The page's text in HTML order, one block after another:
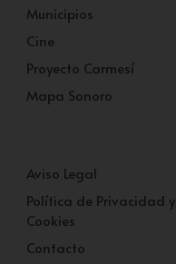
Municipios
Cine
Proyecto Carmesí
Mapa Sonoro
Aviso Legal
Política de Privacidad y
Cookies
Contacto